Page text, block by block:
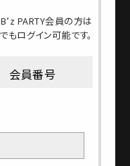
B’z PARTY会員の方は
もログイン可能です。
会員番号